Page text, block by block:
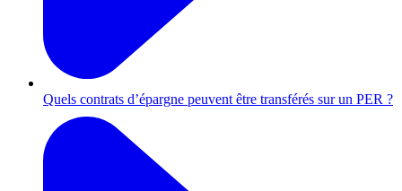
Quels contrats d’épargne peuvent être transférés sur un PER ?